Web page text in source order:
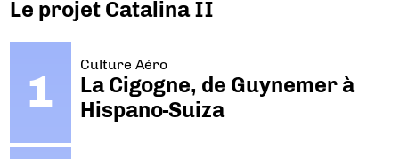
Le projet Catalina II
Culture Aéro
La Cigogne, de Guynemer à
Hispano-Suiza